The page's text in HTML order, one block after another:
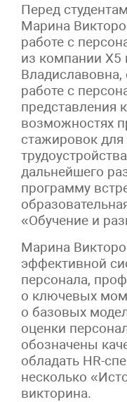
Перед
Марина
работе с
из компании X5
Владиславовна,
работе с
представления
возможностях
стажировок
дальнейшего
программу
«Обучение и
Марина
эффективной
персонала,
о ключевых
о базовых
оценки
обозначены
обладать HR-
несколько
викторина.